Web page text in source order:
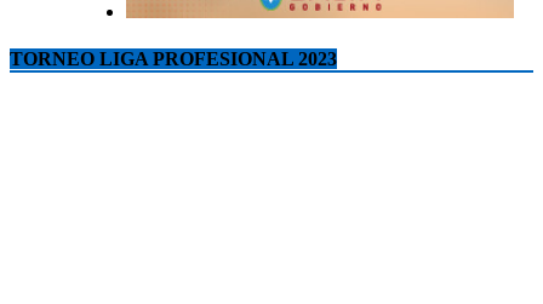
TORNEO LIGA PROFESIONAL 2023